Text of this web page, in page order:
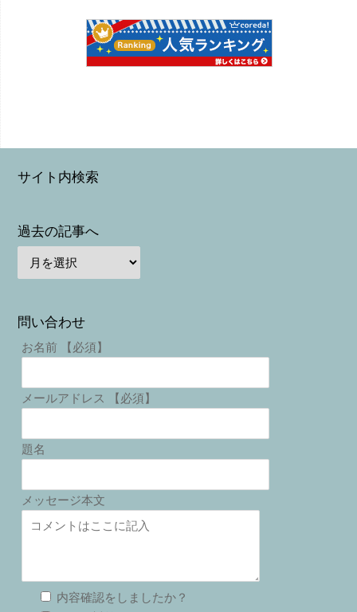
サイト内検索
過去の記事へ
問い合わせ
お名前 【必須】
メールアドレス 【必須】
題名
メッセージ本文
内容確認をしましたか？